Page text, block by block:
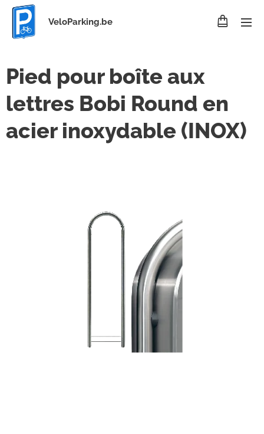
VeloParking.be
Pied pour boîte aux
lettres Bobi Round en
acier inoxydable (INOX)